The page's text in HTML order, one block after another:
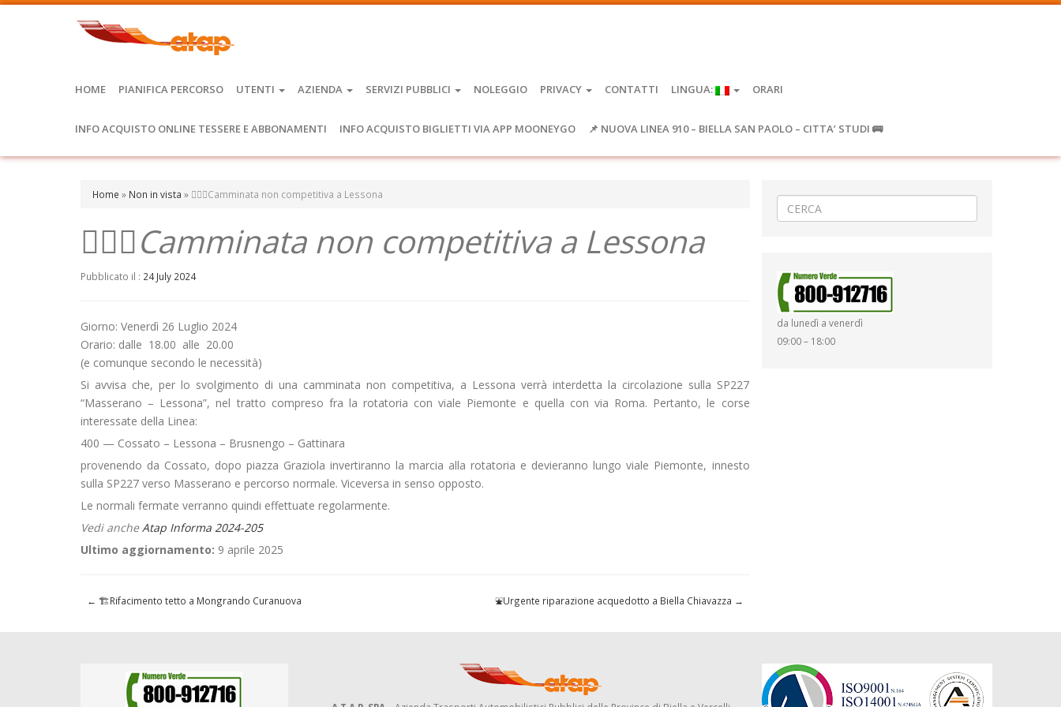
HOME PIANIFICA PERCORSO UTENTI AZIENDA SERVIZI PUBBLICI NOLEGGIO PRIVACY CONTATTI LINGUA: ORARI
INFO ACQUISTO ONLINE TESSERE E ABBONAMENTI INFO ACQUISTO BIGLIETTI VIA APP MOONEYGO 📌 NUOVA LINEA 910 – BIELLA SAN PAOLO – CITTA’ STUDI 🚌
Home » Non in vista » 🚶🏼‍♀️Camminata non competitiva a Lessona
🚶🏼‍♀️Camminata non competitiva a Lessona
Pubblicato il : 24 July 2024
Giorno: Venerdì 26 Luglio 2024
Orario: dalle 18.00 alle 20.00
(e comunque secondo le necessità)
Si avvisa che, per lo svolgimento di una camminata non competitiva, a Lessona verrà interdetta la circolazione sulla SP227
“Masserano – Lessona”, nel tratto compreso fra la rotatoria con viale Piemonte e quella con via Roma. Pertanto, le corse
interessate della Linea:
400 — Cossato – Lessona – Brusnengo – Gattinara
provenendo da Cossato, dopo piazza Graziola invertiranno la marcia alla rotatoria e devieranno lungo viale Piemonte, innesto
sulla SP227 verso Masserano e percorso normale. Viceversa in senso opposto.
Le normali fermate verranno quindi effettuate regolarmente.
Vedi ancheAtap Informa 2024-205
Ultimo aggiornamento: 9 aprile 2025
← 🏗️Rifacimento tetto a Mongrando Curanuova ⛲Urgente riparazione acquedotto a Biella Chiavazza →
da lunedì a venerdì
09:00 – 18:00